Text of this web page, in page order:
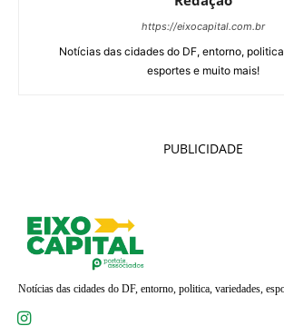
https://eixocapital.com.br
Notícias das cidades do DF, entorno,
esportes e muito mais!
PUBLICIDADE
Notícias das cidades do DF, entorno, politica, variedades,